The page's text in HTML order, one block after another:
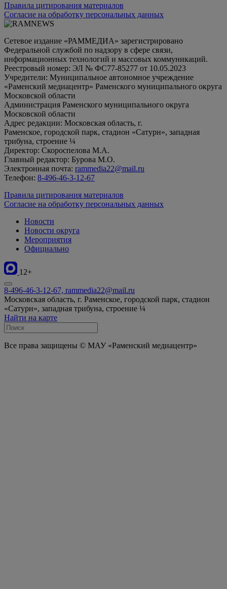
Правила цитирования материалов
Согласие на обработку персональных данных
Сетевое издание «РАММЕДИА» зарегистрировано
Федеральной службой по надзору в сфере связи,
информационных технологий и массовых коммуникаций.
Реестровый номер: ЭЛ № ФС77-85277 от 10.05.2023
Учредители: Муниципальное автономное учреждение
«Раменский медиацентр» Раменского муниципального округа
Московской области
Администрация Раменского муниципального округа
Московской области
Адрес редакции: Московская область, г.
Раменское, городской парк, стадион «Сатурн», западная
трибуна, строение ¼
Директор: Скороспелова М.А.
Главный редактор: Бурова М.О.
Электронная почта: rammedia22@mail.ru
Телефон: 8-496-46-3-12-67
Правила цитирования материалов
Согласие на обработку персональных данных
Новости
Новости округа
Мероприятия
Официально
12+
8-496-46-3-12-67, rammedia22@mail.ru
Московская область, г. Раменское, городской парк, стадион
«Сатурн», западная трибуна, строение ¼
Найти на карте
Все права защищены © МАУ «Раменский медиацентр»